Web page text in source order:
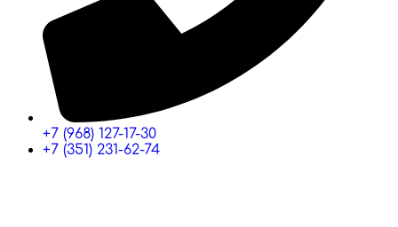
+7 (968) 127-17-30
+7 (351) 231-62-74